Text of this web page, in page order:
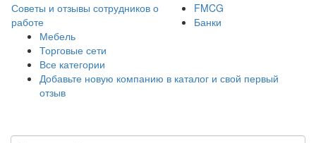
Советы и отзывы сотрудников о
работе
FMCG
Банки
Мебель
Торговые сети
Все категории
Добавьте новую компанию в каталог и свой первый
отзыв